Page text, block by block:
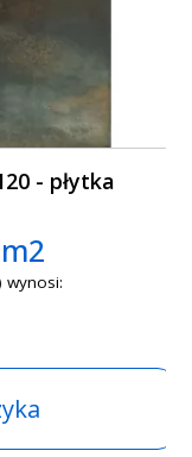
- płytka
wynosi: